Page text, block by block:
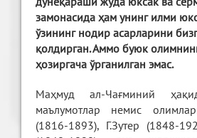
замонасида ҳам унинг илми
ўзининг нодир асарларини
қолдирган. Аммо буюк
ҳозиргача ўрганилган эмас.
Маҳмуд ал-Чағминий
маълумотлар немис
(1816-1893), Г.Зутер (1848-